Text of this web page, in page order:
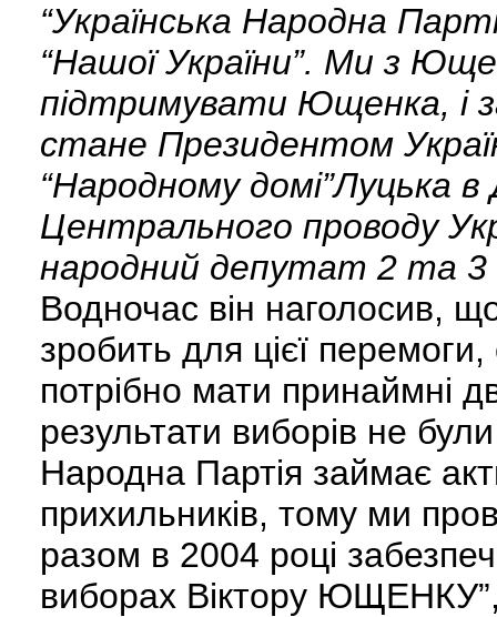
“Українська Народна
“Нашої України”. Ми з
підтримувати Ющенка, і
стане Президентом
“Народному домі”Луцька
Центрального проводу
народний депутат 2 та
Водночас він наголосив,
зробить для цієї перемоги,
потрібно мати принаймні
результати виборів не
Народна Партія займає
прихильників, тому ми
разом в 2004 році
виборах Віктору